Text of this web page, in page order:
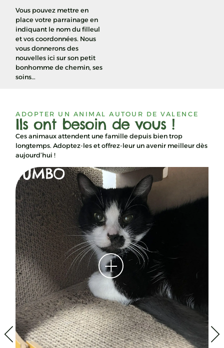
Vous pouvez mettre en
place votre parrainage en
indiquant le nom du filleul
et vos coordonnées. Nous
vous donnerons des
nouvelles ici sur son petit
bonhomme de chemin, ses
soins…
ADOPTER UN ANIMAL AUTOUR DE VALENCE
Ils ont besoin de vous !
Ces animaux attendent une famille depuis bien trop
longtemps. Adoptez-les et offrez-leur un avenir meilleur dès
aujourd’hui !
YUMBO